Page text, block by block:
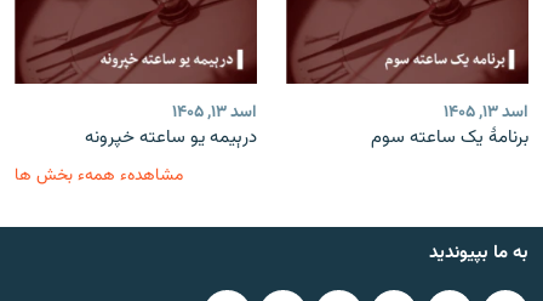
اسد ۱۳, ۱۴۰۵
برنامۀ یک ساعته سوم
اسد ۱۳, ۱۴۰۵
درېیمه یو ساعته خپرونه
مشاهدهء همهء بخش ها
به ما بپیوندید